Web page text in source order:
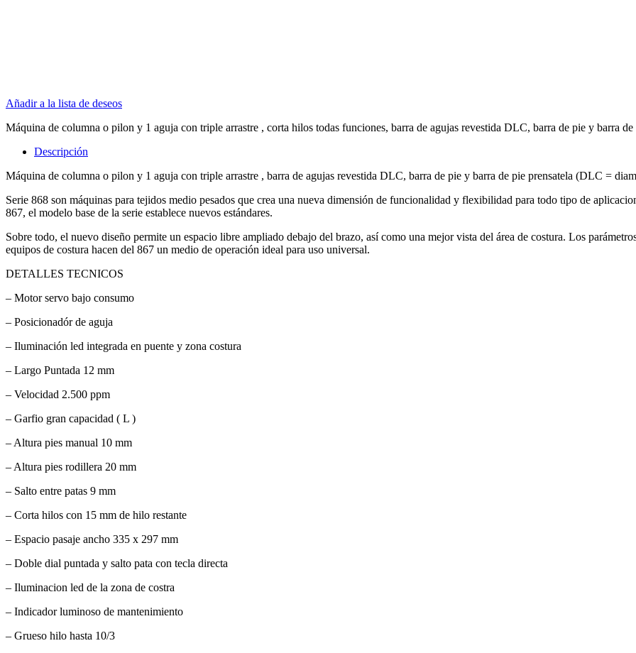
Añadir a la lista de deseos
Máquina de columna o pilon y 1 aguja con triple arrastre , corta hilos todas funciones, barra de agujas revestida DLC, barra de pie y barra
Descripción
Máquina de columna o pilon y 1 aguja con triple arrastre , barra de agujas revestida DLC, barra de pie y barra de pie prensatela (DLC =
Serie 868 son máquinas para tejidos medio pesados que crea una nueva dimensión de funcionalidad y flexibilidad para todo tipo de
867, el modelo base de la serie establece nuevos estándares.
Sobre todo, el nuevo diseño permite un espacio libre ampliado debajo del brazo, así como una mejor vista del área de costura. Los
equipos de costura hacen del 867 un medio de operación ideal para uso universal.
DETALLES TECNICOS
– Motor servo bajo consumo
– Posicionadór de aguja
– Iluminación led integrada en puente y zona costura
– Largo Puntada 12 mm
– Velocidad 2.500 ppm
– Garfio gran capacidad ( L )
– Altura pies manual 10 mm
– Altura pies rodillera 20 mm
– Salto entre patas 9 mm
– Corta hilos con 15 mm de hilo restante
– Espacio pasaje ancho 335 x 297 mm
– Doble dial puntada y salto pata con tecla directa
– Iluminacion led de la zona de costra
– Indicador luminoso de mantenimiento
– Grueso hilo hasta 10/3